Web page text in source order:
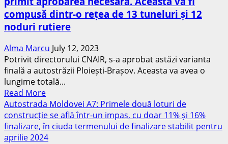
în
2025
aprobat
un
proiect
lege
privind
finanţarea
autostrăzii
Ploieşti
–
Paşcani
compusă dintr-o rețea de 13 tuneluri și 12
noduri rutiere
Alma Marcu July 12, 2023
Potrivit directorului CNAIR, s-a aprobat astăzi varianta
finală a autostrăzii Ploiești-Brașov. Aceasta va avea o
lungime totală...
Read MoreRead
more
about
Planul
final
Autostrada Moldovei A7: Primele două loturi de
construcție se află într-un impas, cu doar 11% și 16%
finalizare, în ciuda termenului de finalizare stabilit pentru
aprilie 2024